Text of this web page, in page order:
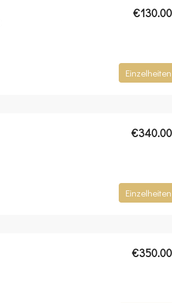
Einzelheiten
Einzelheiten